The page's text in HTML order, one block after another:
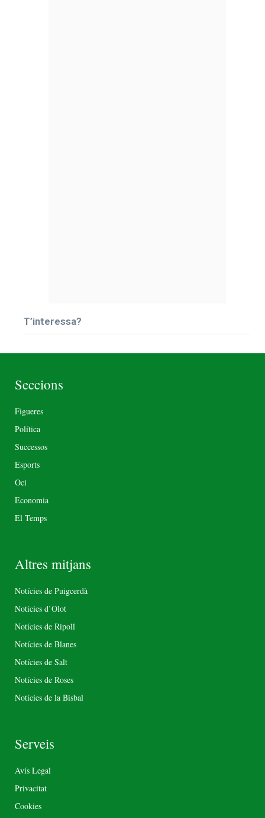
T’interessa?
Seccions
Figueres
Política
Successos
Esports
Oci
Economia
El Temps
Altres mitjans
Notícies de Puigcerdà
Notícies d’Olot
Notícies de Ripoll
Notícies de Blanes
Notícies de Salt
Notícies de Roses
Notícies de la Bisbal
Serveis
Avís Legal
Privacitat
Cookies